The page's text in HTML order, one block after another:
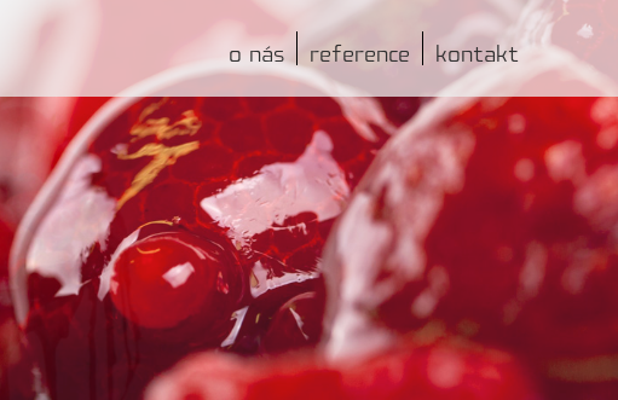
kontakt
reference
o nás